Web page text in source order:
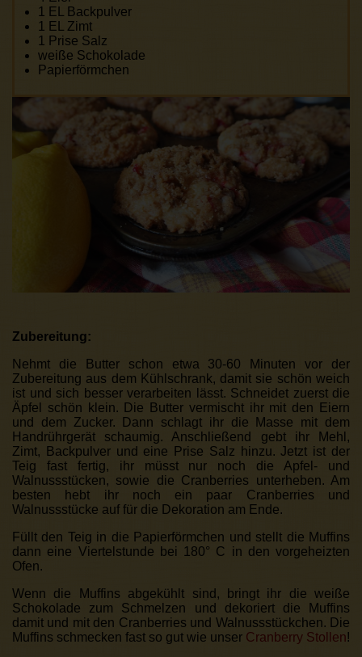
1 EL Backpulver
1 EL Zimt
1 Prise Salz
weiße Schokolade
Papierförmchen
Zubereitung:
Nehmt die Butter schon etwa 30-60 Minuten vor der
Zubereitung aus dem Kühlschrank, damit sie schön weich
ist und sich besser verarbeiten lässt. Schneidet zuerst die
Äpfel schön klein. Die Butter vermischt ihr mit den Eiern
und dem Zucker. Dann schlagt ihr die Masse mit dem
Handrührgerät schaumig. Anschließend gebt ihr Mehl,
Zimt, Backpulver und eine Prise Salz hinzu. Jetzt ist der
Teig fast fertig, ihr müsst nur noch die Apfel- und
Walnussstücken, sowie die Cranberries unterheben. Am
besten hebt ihr noch ein paar Cranberries und
Walnussstücke auf für die Dekoration am Ende.
Füllt den Teig in die Papierförmchen und stellt die Muffins
dann eine Viertelstunde bei 180° C in den vorgeheizten
Ofen.
Wenn die Muffins abgekühlt sind, bringt ihr die weiße
Schokolade zum Schmelzen und dekoriert die Muffins
damit und mit den Cranberries und Walnussstückchen. Die
Muffins schmecken fast so gut wie unser Cranberry Stollen!